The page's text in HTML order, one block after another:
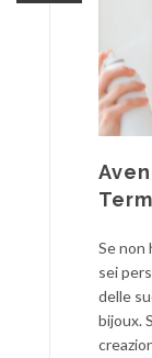
Se non
sei
delle
bijoux.